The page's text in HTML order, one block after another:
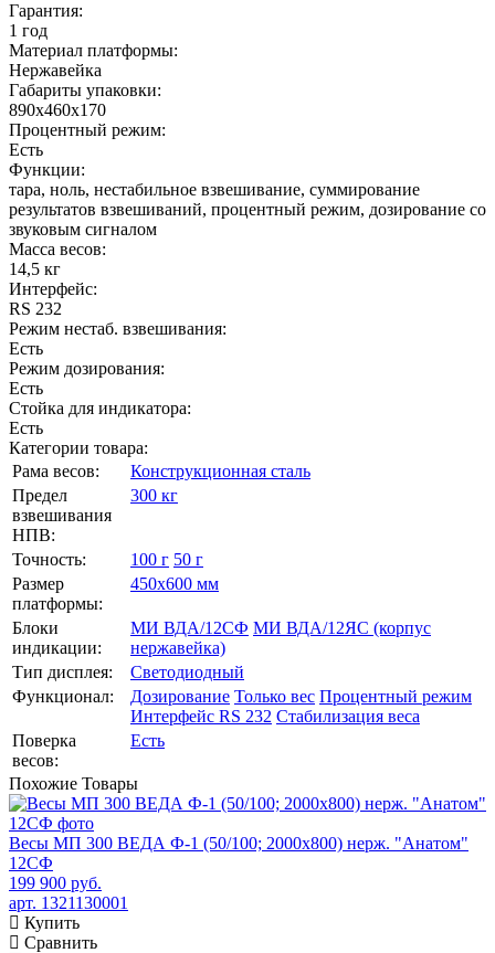
Гарантия:
1 год
Материал платформы:
Нержавейка
Габариты упаковки:
890х460х170
Процентный режим:
Есть
Функции:
тара, ноль, нестабильное взвешивание, суммирование
результатов взвешиваний, процентный режим, дозирование со
звуковым сигналом
Масса весов:
14,5 кг
Интерфейс:
RS 232
Режим нестаб. взвешивания:
Есть
Режим дозирования:
Есть
Стойка для индикатора:
Есть
Категории товара:
Рама весов:
Конструкционная сталь
Предел
взвешивания
НПВ:
300 кг
Точность: 100 г 50 г
Размер
платформы:
450х600 мм
Блоки
индикации:
МИ ВДА/12СФ МИ ВДА/12ЯС (корпус
нержавейка)
Тип дисплея:
Светодиодный
Функционал:
Дозирование Только вес Процентный режим
Интерфейс RS 232 Стабилизация веса
Поверка
весов:
Есть
Похожие Товары
Весы МП 300 ВЕДА Ф-1 (50/100; 2000х800) нерж. "Анатом"
12СФ
199 900 руб.
арт. 1321130001
Купить
Сравнить